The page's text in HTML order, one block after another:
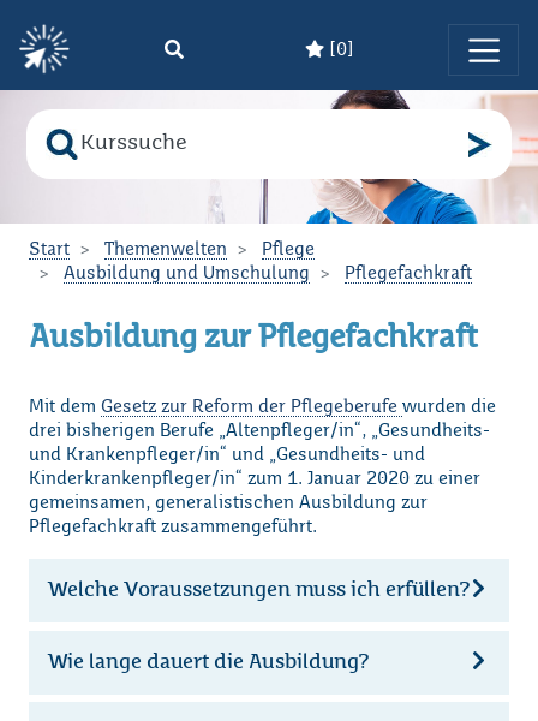
[ 0]
Suche nach
Bitte geben Sie den Suchbegriff ein!
Start Themenwelten
Pflege
Ausbildung und Umschulung
Pflegefachkraft
Ausbildung zur Pflegefachkraft
Mit dem Gesetz zur Reform der Pflegeberufe wurden die
drei bisherigen Berufe „Altenpfleger/in“, „Gesundheits-
und Krankenpfleger/in“ und „Gesundheits- und
Kinderkrankenpfleger/in“ zum 1. Januar 2020 zu einer
gemeinsamen, generalistischen Ausbildung zur
Pflegefachkraft zusammengeführt.
Welche Voraussetzungen muss ich erfüllen?
Wie lange dauert die Ausbildung?